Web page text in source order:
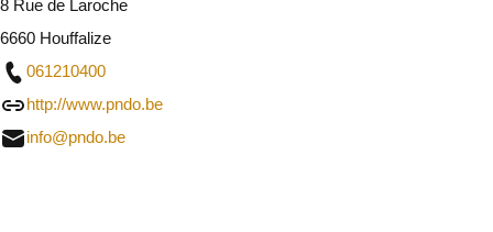
8 Rue de Laroche
6660 Houffalize
061210400
http://www.pndo.be
info@pndo.be